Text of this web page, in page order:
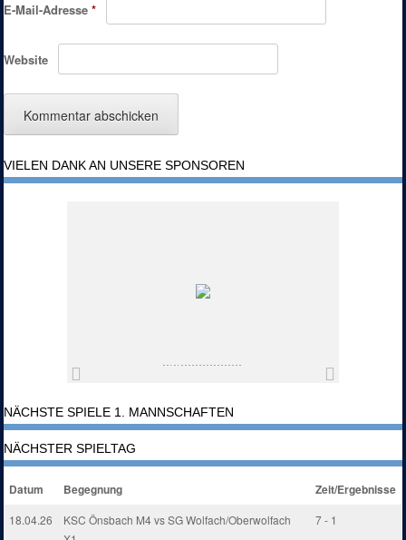
E-Mail-Adresse*
Website
VIELEN DANK AN UNSERE SPONSOREN
NÄCHSTE SPIELE 1. MANNSCHAFTEN
NÄCHSTER SPIELTAG
Datum Begegnung Zeit/Ergebnisse
18.04.26
KSC Önsbach M4 vs SG Wolfach/Oberwolfach
7 - 1